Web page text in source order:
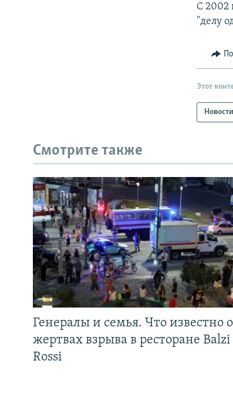
С 2002
"делу
Этот
Новости
Смотрите также
Генералы и семья. Что известно о
жертвах взрыва в ресторане Balzi
Rossi